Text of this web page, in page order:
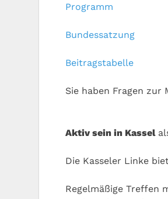
Programm
Bundessatzung
Beitragstabelle
Sie haben Fragen zur
Aktiv sein in Kassel
Die Kasseler Linke
Regelmäßige Treffen